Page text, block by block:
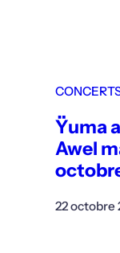
Ÿuma
Awel
22 octobre